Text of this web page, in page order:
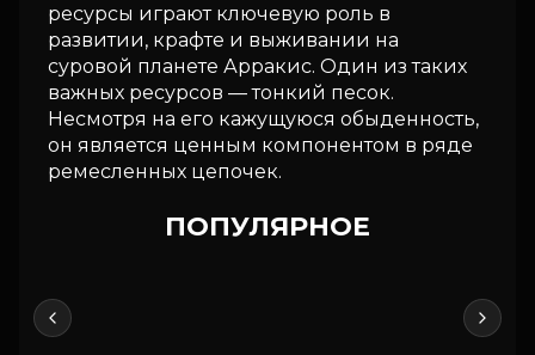
ресурсы играют ключевую роль в
развитии, крафте и выживании на
суровой планете Арракис. Один из таких
важных ресурсов — тонкий песок.
Несмотря на его кажущуюся обыденность,
он является ценным компонентом в ряде
ремесленных цепочек.
ПОПУЛЯРНОЕ